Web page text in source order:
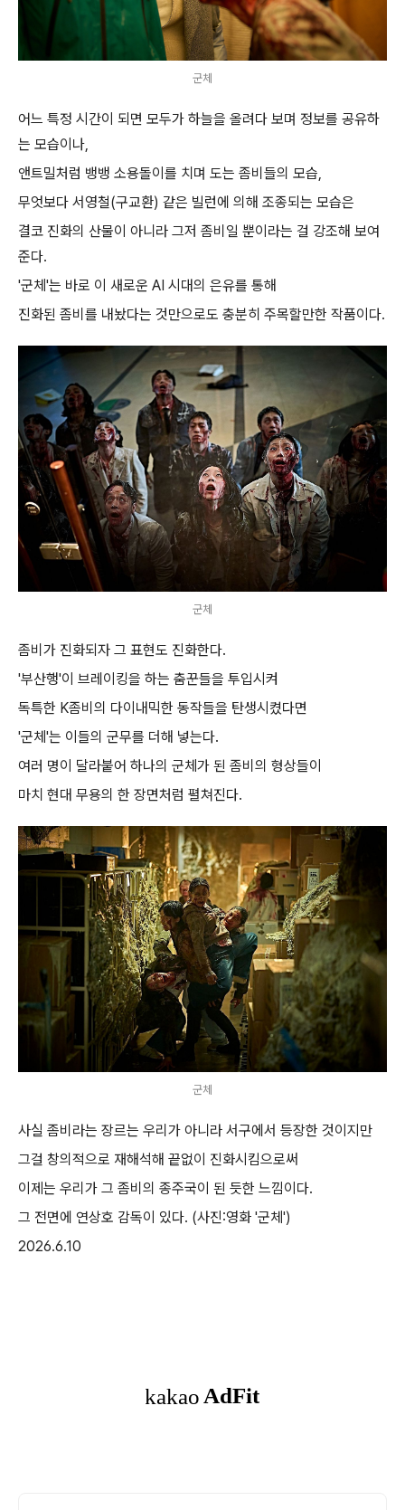
군체
어느 특정 시간이 되면 모두가 하늘을 올려다 보며 정보를 공유하
는 모습이나,
앤트밀처럼 뱅뱅 소용돌이를 치며 도는 좀비들의 모습,
무엇보다 서영철(구교환) 같은 빌런에 의해 조종되는 모습은
결코 진화의 산물이 아니라 그저 좀비일 뿐이라는 걸 강조해 보여
준다.
'군체'는 바로 이 새로운 AI 시대의 은유를 통해
진화된 좀비를 내놨다는 것만으로도 충분히 주목할만한 작품이다.
군체
좀비가 진화되자 그 표현도 진화한다.
'부산행'이 브레이킹을 하는 춤꾼들을 투입시켜
독특한 K좀비의 다이내믹한 동작들을 탄생시켰다면
'군체'는 이들의 군무를 더해 넣는다.
여러 명이 달라붙어 하나의 군체가 된 좀비의 형상들이
마치 현대 무용의 한 장면처럼 펼쳐진다.
군체
사실 좀비라는 장르는 우리가 아니라 서구에서 등장한 것이지만
그걸 창의적으로 재해석해 끝없이 진화시킴으로써
이제는 우리가 그 좀비의 종주국이 된 듯한 느낌이다.
그 전면에 연상호 감독이 있다. (사진:영화 '군체')
2026.6.10